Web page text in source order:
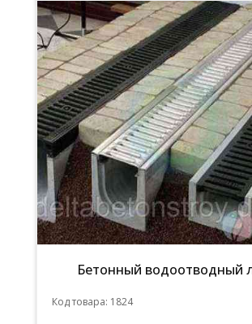
Бетонный водоотводный
Код товара: 1824